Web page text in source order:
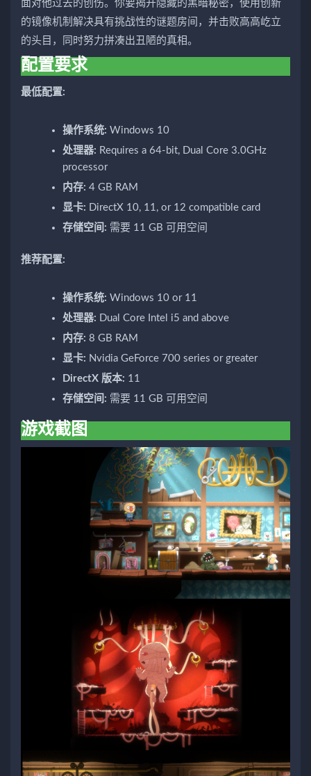
面对他过去的创伤。你要揭开隐藏的黑暗秘密，使用创新
的镜像机制解决具有挑战性的谜题房间，并击败高高屹立
的头目，同时努力拼凑出丑陋的真相。
配置要求
最低配置:
操作系统: Windows 10
处理器: Requires a 64-bit, Dual Core 3.0GHz
processor
内存: 4 GB RAM
显卡: DirectX 10, 11, or 12 compatible card
存储空间: 需要 11 GB 可用空间
推荐配置:
操作系统: Windows 10 or 11
处理器: Dual Core Intel i5 and above
内存: 8 GB RAM
显卡: Nvidia GeForce 700 series or greater
DirectX 版本: 11
存储空间: 需要 11 GB 可用空间
游戏截图